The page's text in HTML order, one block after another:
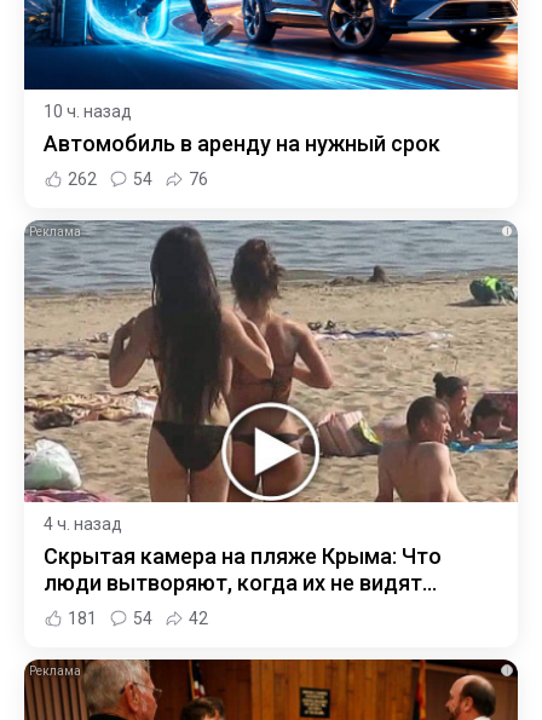
10 ч. назад
Автомобиль в аренду на нужный срок
262 54 76
i
4 ч. назад
Скрытая камера на пляже Крыма: Что
люди вытворяют, когда их не видят...
181 54 42
i